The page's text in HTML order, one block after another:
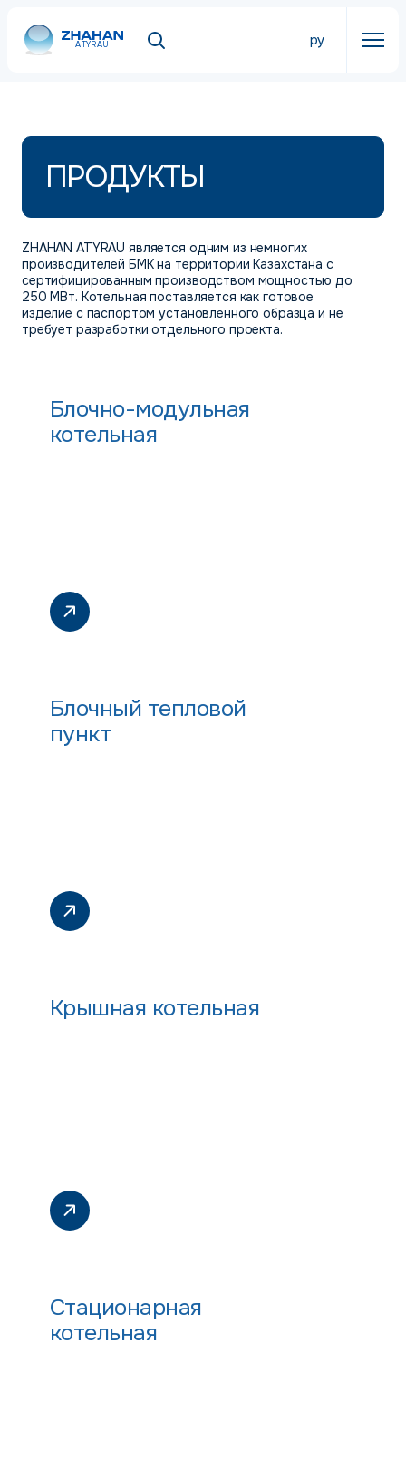
ATYRAU ру
ПРОДУКТЫ
ZHAHAN ATYRAU является одним из немногих
производителей БМК на территории Казахстана с
сертифицированным производством мощностью до
250 МВт. Котельная поставляется как готовое
изделие с паспортом установленного образца и не
требует разработки отдельного проекта.
Блочно-модульная
котельная
Блочный тепловой
пункт
Крышная котельная
Стационарная
котельная